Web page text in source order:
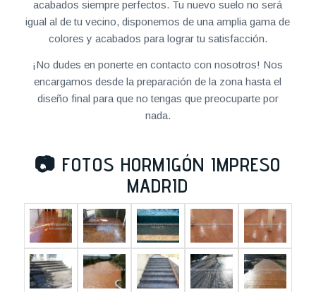
acabados siempre perfectos. Tu nuevo suelo no será
igual al de tu vecino, disponemos de una amplia gama de
colores y acabados para lograr tu satisfacción.
¡No dudes en ponerte en contacto con nosotros! Nos
encargamos desde la preparación de la zona hasta el
diseño final para que no tengas que preocuparte por
nada.
📷 FOTOS HORMIGÓN IMPRESO
MADRID